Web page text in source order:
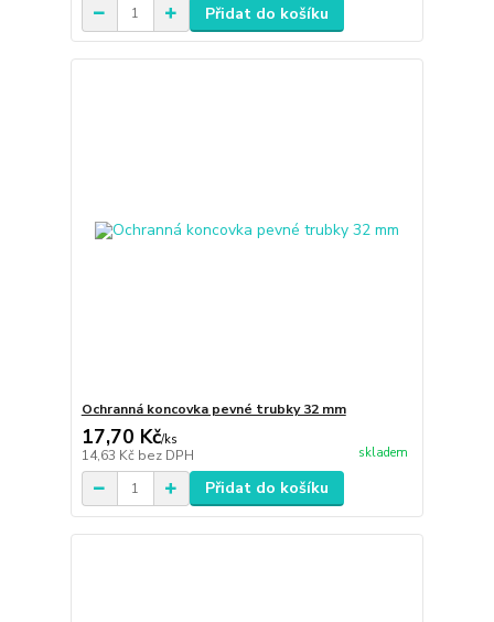
Přidat do košíku
Ochranná koncovka pevné trubky 32 mm
17,70 Kč/ks
14,63 Kč bez DPH skladem
Přidat do košíku